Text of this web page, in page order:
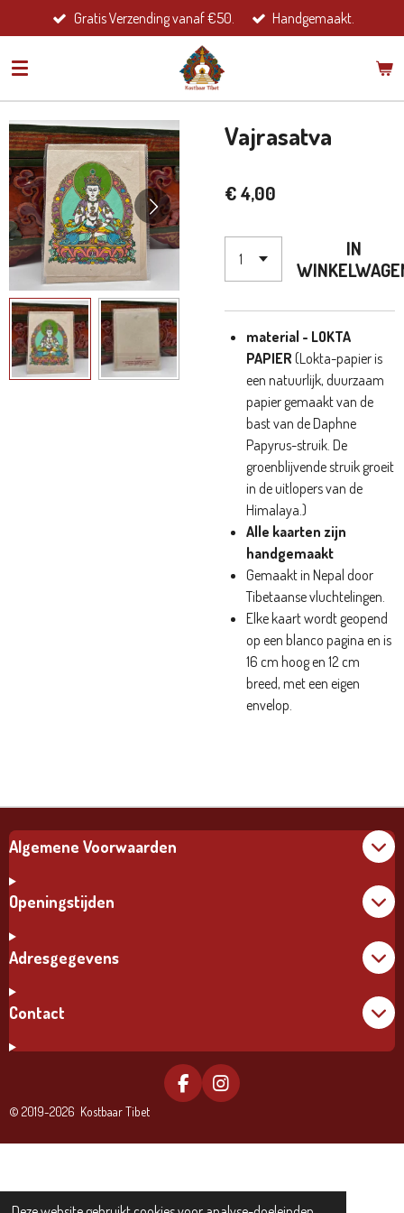
direct
naar
hoofdinhoud
Gratis Verzending vanaf €50. Handgemaakt.
Vajrasatva
€ 4,00
IN
material - LOKTA
PAPIER (Lokta-papier is
een natuurlijk, duurzaam
papier gemaakt van de
bast van de Daphne
Papyrus-struik. De
groenblijvende struik groeit
in de uitlopers van de
Himalaya.)
Alle kaarten zijn
handgemaakt
Gemaakt in Nepal door
Tibetaanse vluchtelingen.
Elke kaart wordt geopend
op een blanco pagina en is
16 cm hoog en 12 cm
breed, met een eigen
envelop.
Algemene Voorwaarden
Openingstijden
Adresgegevens
Contact
F
A
E
O
I
N
T
R
© 2019-2026 Kostbaar Tibet